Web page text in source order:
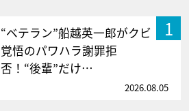
1
“ベテラン”船越英一郎がクビ
覚悟のパワハラ謝罪拒
否！“後輩”だけ…
2026.08.05